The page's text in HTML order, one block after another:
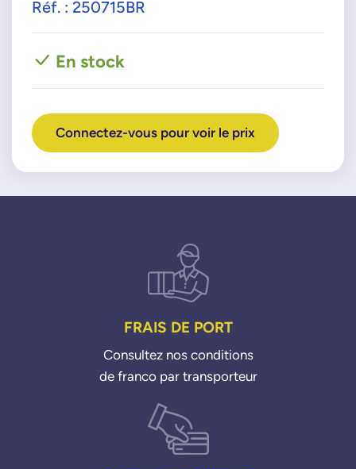
Réf. : 250715BR
En stock
Connectez-vous pour voir le prix
FRAIS DE PORT
Consultez nos conditions
de franco par transporteur